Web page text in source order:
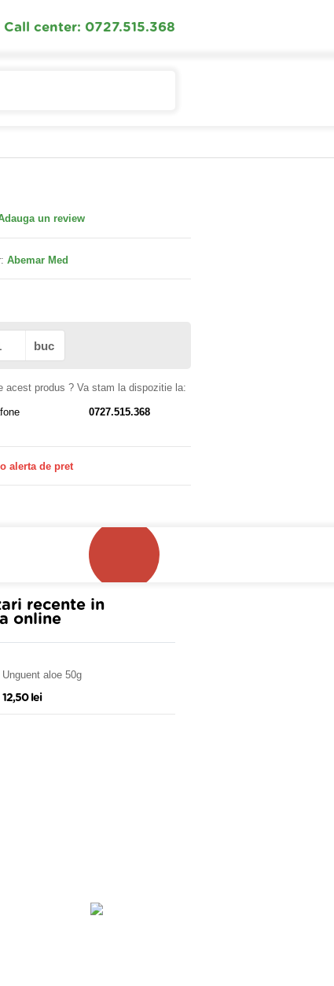
Call center: 0727.515.368
un review
Abemar Med
buc
acest produs ? Va stam la dispozitie la:
0727.515.368
alerta de pret
recente in
online
Unguent aloe 50g
12,50 lei